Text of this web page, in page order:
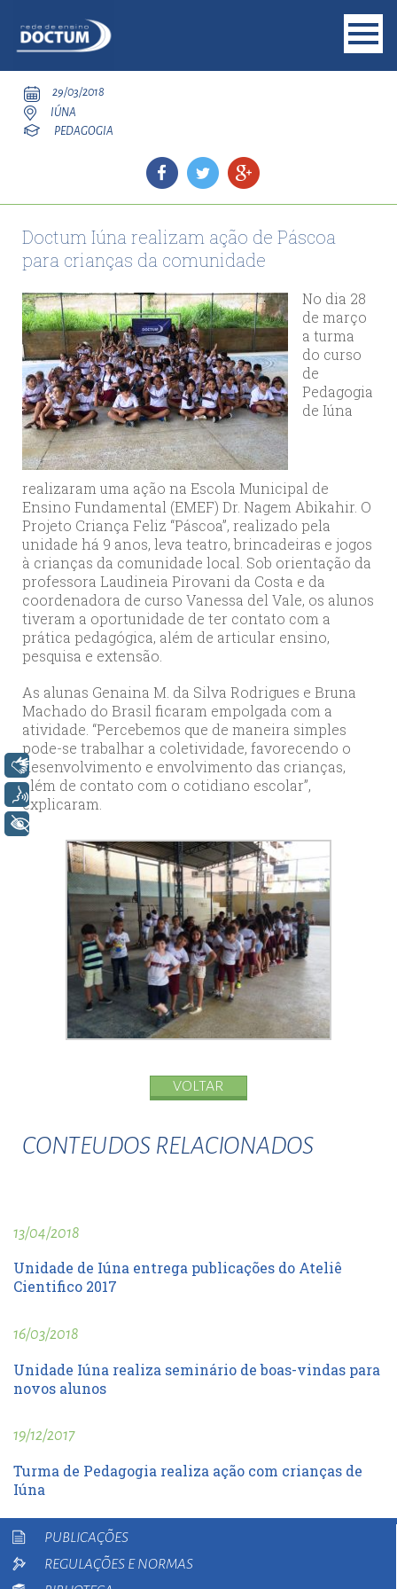
29/03/2018
IÚNA
PEDAGOGIA
Doctum Iúna realizam ação de Páscoa
para crianças da comunidade
No dia 28
de março
a turma
do curso
de
Pedagogia
de Iúna
realizaram uma ação na Escola Municipal de
Ensino Fundamental (EMEF) Dr. Nagem Abikahir. O
Projeto Criança Feliz “Páscoa”, realizado pela
unidade há 9 anos, leva teatro, brincadeiras e jogos
à crianças da comunidade local. Sob orientação da
professora Laudineia Pirovani da Costa e da
coordenadora de curso Vanessa del Vale, os alunos
tiveram a oportunidade de ter contato com a
prática pedagógica, além de articular ensino,
pesquisa e extensão.
As alunas Genaina M. da Silva Rodrigues e Bruna
Machado do Brasil ficaram empolgada com a
atividade. “Percebemos que de maneira simples
pode-se trabalhar a coletividade, favorecendo o
desenvolvimento e envolvimento das crianças,
além de contato com o cotidiano escolar”,
explicaram.
VOLTAR
CONTEUDOS RELACIONADOS
13/04/2018
Unidade de Iúna entrega publicações do Ateliê
Cientifico 2017
16/03/2018
Unidade Iúna realiza seminário de boas-vindas para
novos alunos
19/12/2017
Turma de Pedagogia realiza ação com crianças de
Iúna
PUBLICAÇÕES
REGULAÇÕES E NORMAS
Libras
Voz